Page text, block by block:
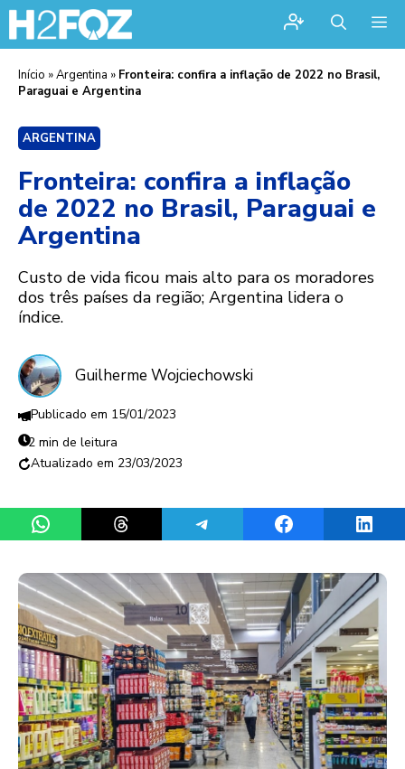
Início »Argentina » Fronteira: confira a inflação de 2022 no Brasil,
Paraguai e Argentina
ARGENTINA
Fronteira: confira a inflação
de 2022 no Brasil, Paraguai e
Argentina
Custo de vida ficou mais alto para os moradores
dos três países da região; Argentina lidera o
índice.
Guilherme Wojciechowski
15/01/2023
2 min de leitura
23/03/2023
Share on WhatsAppShare on ThreadsShare on TelegramShare on Facebook